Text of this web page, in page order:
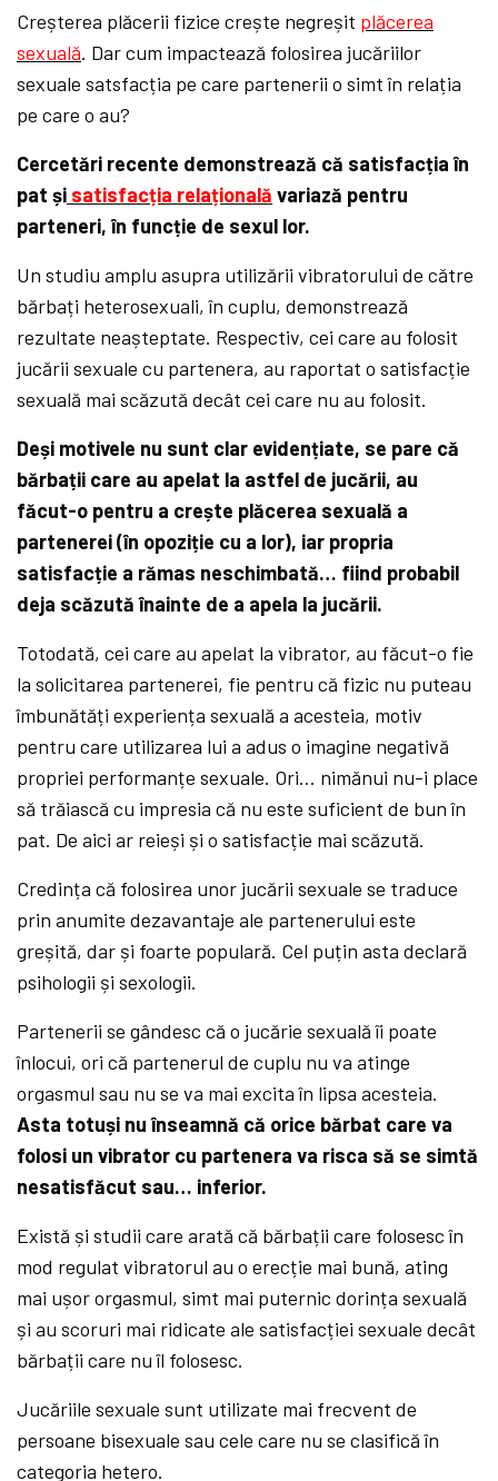
Creșterea plăcerii fizice crește negreșit plăcerea
sexuală. Dar cum impactează folosirea jucăriilor
sexuale satsfacția pe care partenerii o simt în relația
pe care o au?
Cercetări recente demonstrează că satisfacția în
pat și satisfacția relațională variază pentru
parteneri, în funcție de sexul lor.
Un studiu amplu asupra utilizării vibratorului de către
bărbați heterosexuali, în cuplu, demonstrează
rezultate neașteptate. Respectiv, cei care au folosit
jucării sexuale cu partenera, au raportat o satisfacție
sexuală mai scăzută decât cei care nu au folosit.
Deși motivele nu sunt clar evidențiate, se pare că
bărbații care au apelat la astfel de jucării, au
făcut-o pentru a crește plăcerea sexuală a
partenerei (în opoziție cu a lor), iar propria
satisfacție a rămas neschimbată… fiind probabil
deja scăzută înainte de a apela la jucării.
Totodată, cei care au apelat la vibrator, au făcut-o fie
la solicitarea partenerei, fie pentru că fizic nu puteau
îmbunătăți experiența sexuală a acesteia, motiv
pentru care utilizarea lui a adus o imagine negativă
propriei performanțe sexuale. Ori… nimănui nu-i place
să trăiască cu impresia că nu este suficient de bun în
pat. De aici ar reieși și o satisfacție mai scăzută.
Credința că folosirea unor jucării sexuale se traduce
prin anumite dezavantaje ale partenerului este
greșită, dar și foarte populară. Cel puțin asta declară
psihologii și sexologii.
Partenerii se gândesc că o jucărie sexuală îi poate
înlocui, ori că partenerul de cuplu nu va atinge
orgasmul sau nu se va mai excita în lipsa acesteia.
Asta totuși nu înseamnă că orice bărbat care va
folosi un vibrator cu partenera va risca să se simtă
nesatisfăcut sau… inferior.
Există și studii care arată că bărbații care folosesc în
mod regulat vibratorul au o erecție mai bună, ating
mai ușor orgasmul, simt mai puternic dorința sexuală
și au scoruri mai ridicate ale satisfacției sexuale decât
bărbații care nu îl folosesc.
Jucăriile sexuale sunt utilizate mai frecvent de
persoane bisexuale sau cele care nu se clasifică în
categoria hetero.